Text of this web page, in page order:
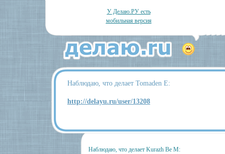
У Делаю.РУ есть
мобильная версия
Наблюдаю, что делает Tomaden E:
http://delayu.ru/user/13208
Наблюдаю, что делает Kurazh Be M: